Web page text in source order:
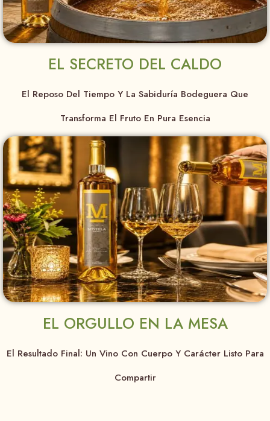
EL SECRETO DEL CALDO
El Reposo Del Tiempo Y La Sabiduría Bodeguera Que
Transforma El Fruto En Pura Esencia
EL ORGULLO EN LA MESA
El Resultado Final: Un Vino Con Cuerpo Y Carácter Listo Para
Compartir